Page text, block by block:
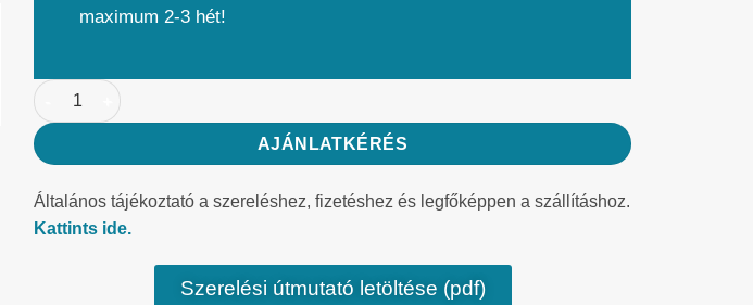
maximum 2-3 hét!
AJÁNLATKÉRÉS
Általános tájékoztató a szereléshez, fizetéshez és legfőképpen a szállításhoz.
Kattints ide.
Szerelési útmutató letöltése (pdf)